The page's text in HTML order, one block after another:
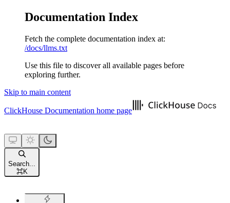
Documentation Index
Fetch the complete documentation index at:
/docs/llms.txt
Use this file to discover all available pages before
exploring further.
Skip to main content
ClickHouse Documentation home page
Search...
⌘K